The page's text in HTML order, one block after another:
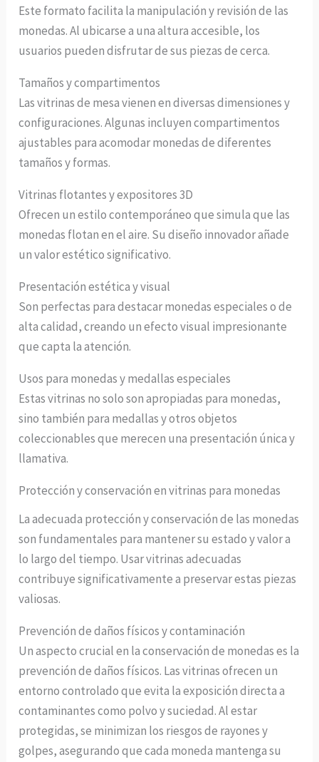
Este formato facilita la manipulación y revisión de las
monedas. Al ubicarse a una altura accesible, los
usuarios pueden disfrutar de sus piezas de cerca.
Tamaños y compartimentos
Las vitrinas de mesa vienen en diversas dimensiones y
configuraciones. Algunas incluyen compartimentos
ajustables para acomodar monedas de diferentes
tamaños y formas.
Vitrinas flotantes y expositores 3D
Ofrecen un estilo contemporáneo que simula que las
monedas flotan en el aire. Su diseño innovador añade
un valor estético significativo.
Presentación estética y visual
Son perfectas para destacar monedas especiales o de
alta calidad, creando un efecto visual impresionante
que capta la atención.
Usos para monedas y medallas especiales
Estas vitrinas no solo son apropiadas para monedas,
sino también para medallas y otros objetos
coleccionables que merecen una presentación única y
llamativa.
Protección y conservación en vitrinas para monedas
La adecuada protección y conservación de las monedas
son fundamentales para mantener su estado y valor a
lo largo del tiempo. Usar vitrinas adecuadas
contribuye significativamente a preservar estas piezas
valiosas.
Prevención de daños físicos y contaminación
Un aspecto crucial en la conservación de monedas es la
prevención de daños físicos. Las vitrinas ofrecen un
entorno controlado que evita la exposición directa a
contaminantes como polvo y suciedad. Al estar
protegidas, se minimizan los riesgos de rayones y
golpes, asegurando que cada moneda mantenga su